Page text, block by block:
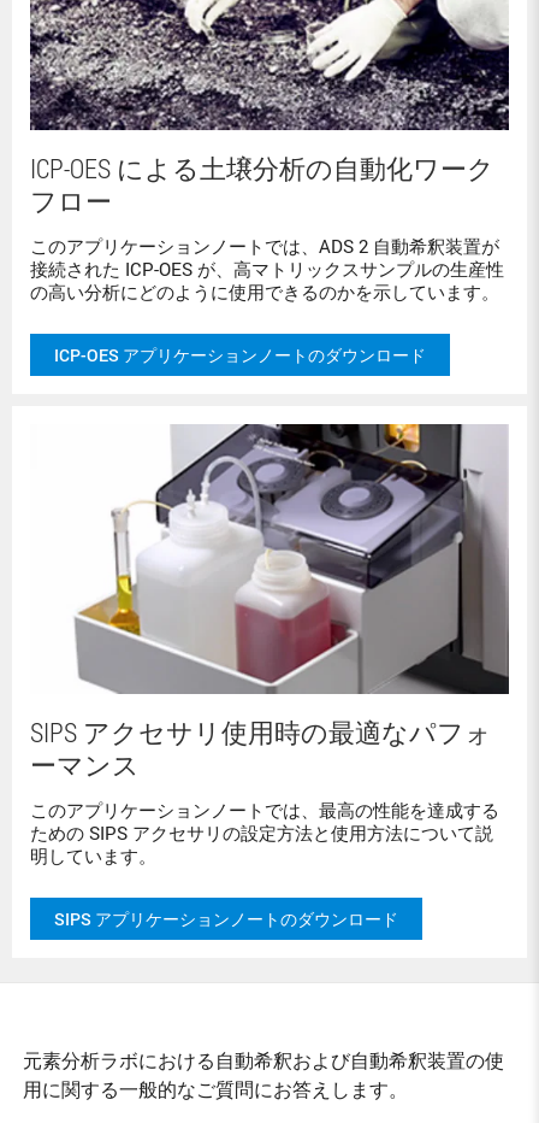
ICP-OES による土壌分析の自動化ワーク
フロー
このアプリケーションノートでは、ADS 2 自動希釈装置が
接続された ICP-OES が、高マトリックスサンプルの生産性
の高い分析にどのように使用できるのかを示しています。
ICP-OES アプリケーションノートのダウンロード
SIPS アクセサリ使用時の最適なパフォ
ーマンス
このアプリケーションノートでは、最高の性能を達成する
ための SIPS アクセサリの設定方法と使用方法について説
明しています。
SIPS アプリケーションノートのダウンロード
元素分析ラボにおける自動希釈および自動希釈装置の使
用に関する一般的なご質問にお答えします。